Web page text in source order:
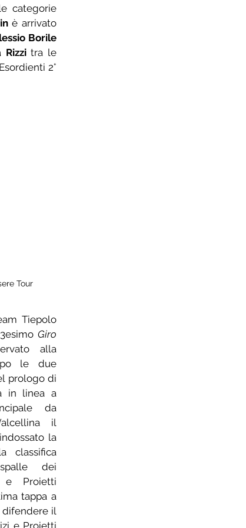
categorie
è arrivato
Borile
Rizzi tra le
2°
Tour
Tiepolo
Giro
alla
le due
prologo di
in linea a
da
il
la
classifica
dei
e Proietti
tappa a
difendere il
e Proietti